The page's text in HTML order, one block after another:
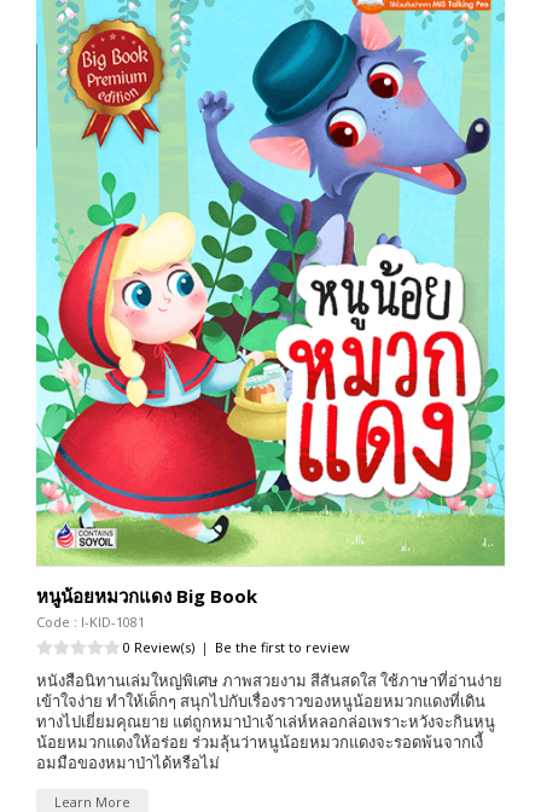
หนูน้อยหมวกแดง Big Book
Code : I-KID-1081
0 Review(s) | Be the first to review
หนังสือนิทานเล่มใหญ่พิเศษ ภาพสวยงาม สีสันสดใส ใช้ภาษาที่อ่านง่าย
เข้าใจง่าย ทำให้เด็กๆ สนุกไปกับเรื่องราวของหนูน้อยหมวกแดงที่เดิน
ทางไปเยี่ยมคุณยาย แต่ถูกหมาป่าเจ้าเล่ห์หลอกล่อเพราะหวังจะกินหนู
น้อยหมวกแดงให้อร่อย ร่วมลุ้นว่าหนูน้อยหมวกแดงจะรอดพ้นจากเงี้
อมมือของหมาป่าได้หรือไม่
Learn More